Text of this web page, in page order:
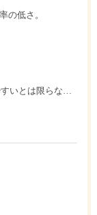
の低さ。
年収1000万円でも成婚しやすいとは限らない? 「年収帯別の成婚率」のリアル